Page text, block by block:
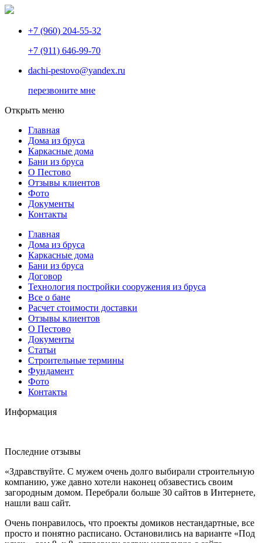
+7 (960) 204-55-32
+7 (911) 646-99-70
dachi-pestovo@yandex.ru
перезвоните мне
Открыть меню
Главная
Дома из бруса
Каркасные дома
Бани из бруса
О Пестово
Отзывы клиентов
Фото
Документы
Контакты
Главная
Дома из бруса
Каркасные дома
Бани из бруса
Договор
Технология постройки сооружения из бруса
Все о бане
Расчет стоимости доставки
Отзывы клиентов
О Пестово
Документы
Статьи
Строительные термины
Фундамент
Фото
Контакты
Информация
Последние отзывы
«Здравствуйте. С мужем очень долго выбирали строительную
компанию, уже давно хотели наконец обзавестись своим
загородным домом. Перебрали больше 30 сайтов в Интернете,
нашли ваш сайт.
Очень понравилось, что проекты домиков нестандартные, все
просто и понятно расписано. Остановились на варианте «Под